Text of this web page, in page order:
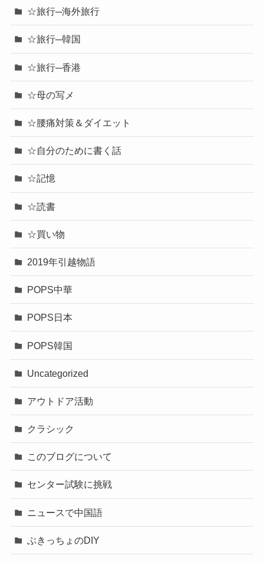
☆旅行─海外旅行
☆旅行─韓国
☆旅行─香港
☆母の写メ
☆腰痛対策＆ダイエット
☆自分のために書く話
☆記憶
☆読書
☆買い物
2019年引越物語
POPS中華
POPS日本
POPS韓国
Uncategorized
アウトドア活動
クラシック
このブログについて
センター試験に挑戦
ニュースで中国語
ぶきっちょのDIY